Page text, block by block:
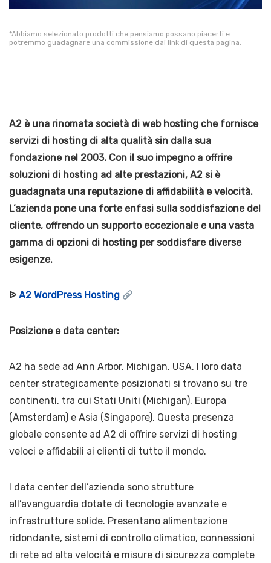
*Abbiamo selezionato prodotti che pensiamo possano piacerti e
potremmo guadagnare una commissione dai link di questa pagina.
A2 è una rinomata società di web hosting che fornisce
servizi di hosting di alta qualità sin dalla sua
fondazione nel 2003. Con il suo impegno a offrire
soluzioni di hosting ad alte prestazioni, A2 si è
guadagnata una reputazione di affidabilità e velocità.
L’azienda pone una forte enfasi sulla soddisfazione del
cliente, offrendo un supporto eccezionale e una vasta
gamma di opzioni di hosting per soddisfare diverse
esigenze.
ᐉ A2 WordPress Hosting
Posizione e data center:
A2 ha sede ad Ann Arbor, Michigan, USA. I loro data
center strategicamente posizionati si trovano su tre
continenti, tra cui Stati Uniti (Michigan), Europa
(Amsterdam) e Asia (Singapore). Questa presenza
globale consente ad A2 di offrire servizi di hosting
veloci e affidabili ai clienti di tutto il mondo.
I data center dell’azienda sono strutture
all’avanguardia dotate di tecnologie avanzate e
infrastrutture solide. Presentano alimentazione
ridondante, sistemi di controllo climatico, connessioni
di rete ad alta velocità e misure di sicurezza complete